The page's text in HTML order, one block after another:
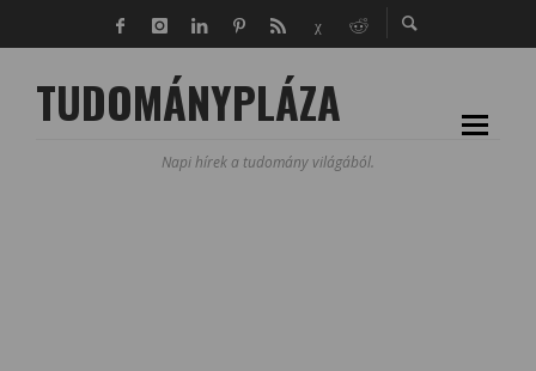
TUDOMÁNYPLÁZA
Napi hírek a tudomány világából.